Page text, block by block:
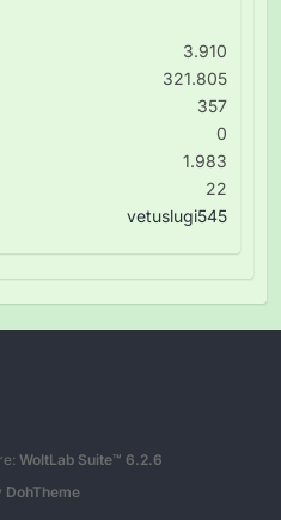
3.910
321.805
357
0
1.983
22
vetuslugi545
WoltLab Suite™ 6.2.6
DohTheme